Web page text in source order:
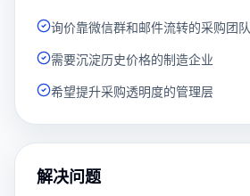
询价靠微信群和邮件流转的采购团队
需要沉淀历史价格的制造企业
希望提升采购透明度的管理层
解决问题